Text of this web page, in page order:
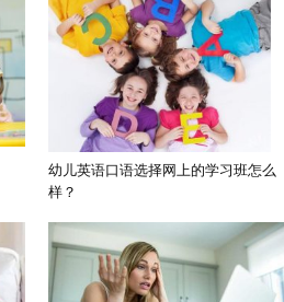
幼儿英语口语选择网上的学习班怎么
样？